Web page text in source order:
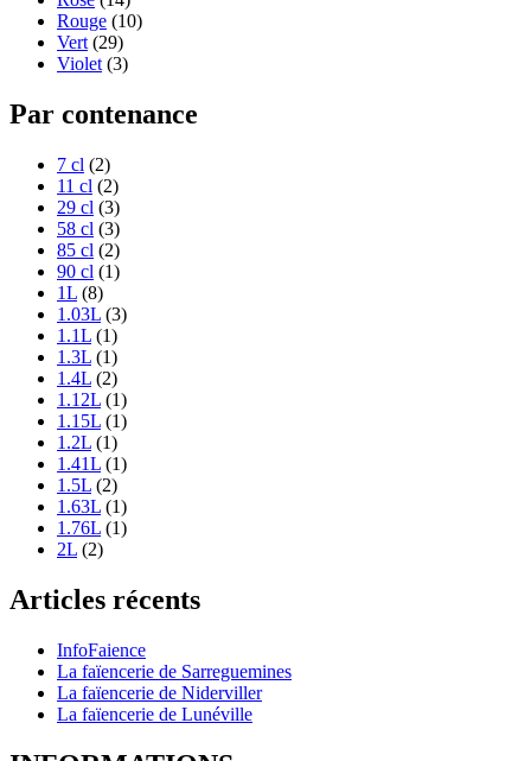
Rouge (10)
Vert (29)
Violet (3)
Par contenance
7 cl (2)
11 cl (2)
29 cl (3)
58 cl (3)
85 cl (2)
90 cl (1)
1L (8)
1.03L (3)
1.1L (1)
1.3L (1)
1.4L (2)
1.12L (1)
1.15L (1)
1.2L (1)
1.41L (1)
1.5L (2)
1.63L (1)
1.76L (1)
2L (2)
Articles récents
InfoFaience
La faïencerie de Sarreguemines
La faïencerie de Niderviller
La faïencerie de Lunéville